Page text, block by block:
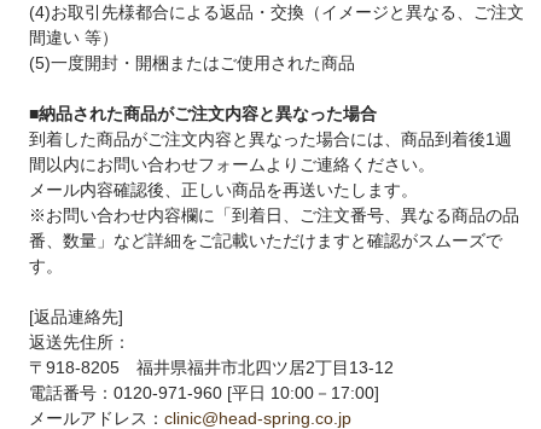
(4)お取引先様都合による返品・交換（イメージと異なる、ご注文
間違い 等）
(5)一度開封・開梱またはご使用された商品
■納品された商品がご注文内容と異なった場合
到着した商品がご注文内容と異なった場合には、商品到着後1週
間以内にお問い合わせフォームよりご連絡ください。
メール内容確認後、正しい商品を再送いたします。
※お問い合わせ内容欄に「到着日、ご注文番号、異なる商品の品
番、数量」など詳細をご記載いただけますと確認がスムーズで
す。
[返品連絡先]
返送先住所：
〒918-8205 福井県福井市北四ツ居2丁目13-12
電話番号：0120-971-960 [平日 10:00－17:00]
メールアドレス：clinic@head-spring.co.jp